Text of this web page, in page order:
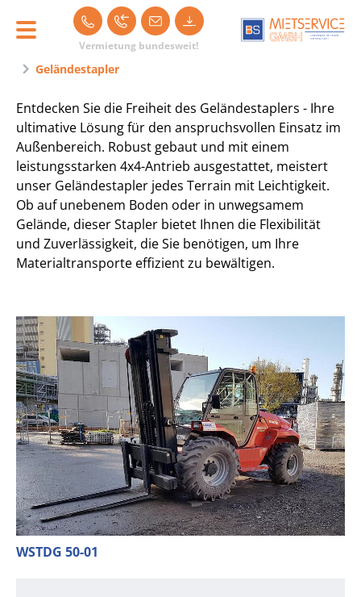
Navigation überspringen
Vermietung bundesweit!
Mieten Stapler mieten
Geländestapler
Entdecken Sie die Freiheit des Geländestaplers - Ihre
ultimative Lösung für den anspruchsvollen Einsatz im
Außenbereich. Robust gebaut und mit einem
leistungsstarken 4x4-Antrieb ausgestattet, meistert
unser Geländestapler jedes Terrain mit Leichtigkeit.
Ob auf unebenem Boden oder in unwegsamem
Gelände, dieser Stapler bietet Ihnen die Flexibilität
und Zuverlässigkeit, die Sie benötigen, um Ihre
Materialtransporte effizient zu bewältigen.
WSTDG 50-01